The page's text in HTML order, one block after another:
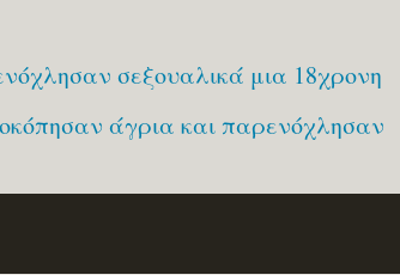
σεξουαλικά μια 18χρονη
άγρια και παρενόχλησαν